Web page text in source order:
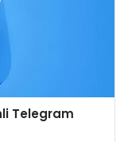
Telegram